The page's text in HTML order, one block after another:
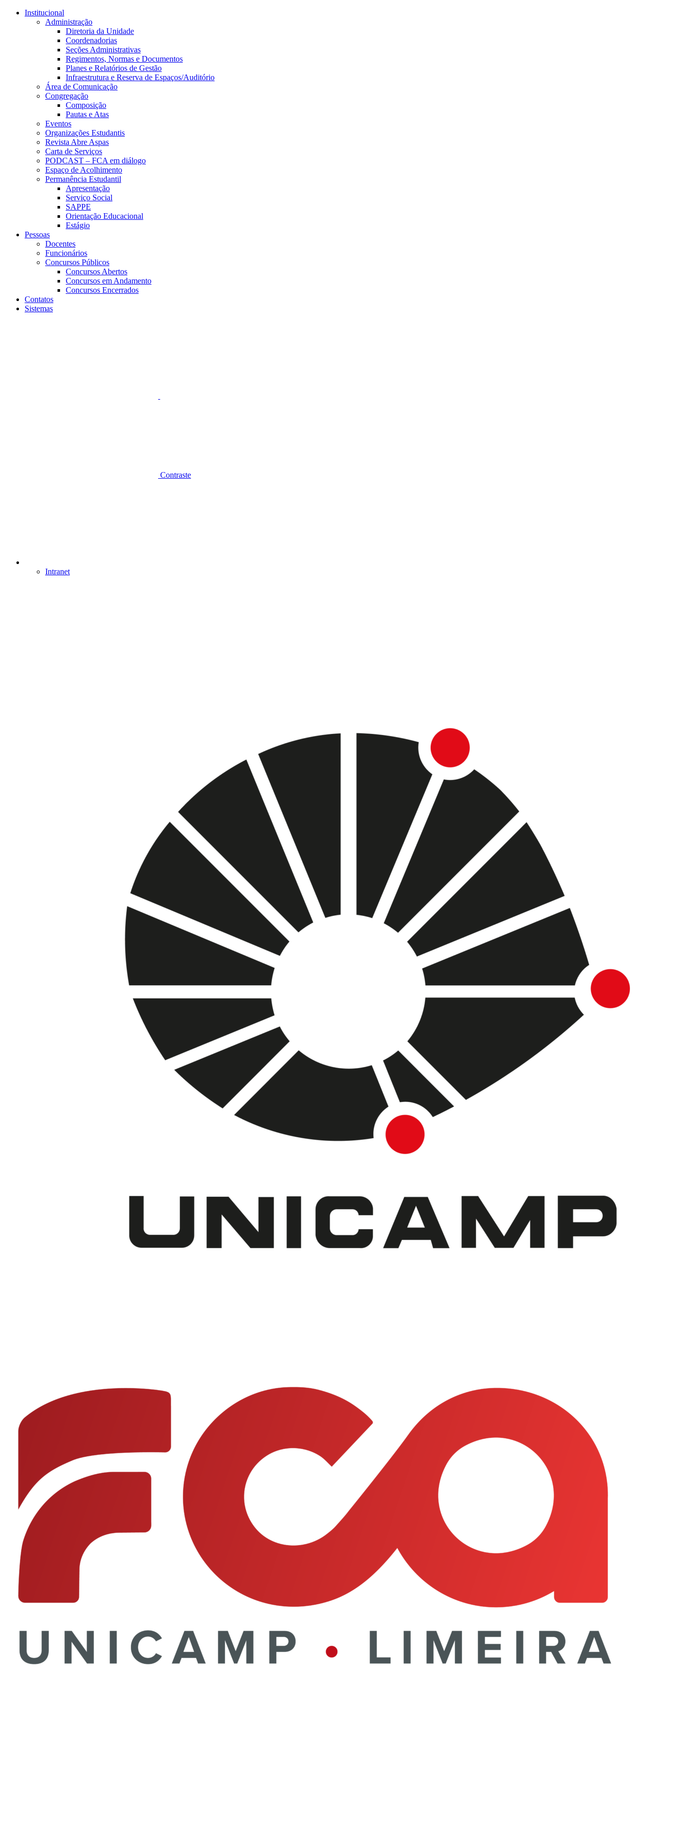
Conteúdo principal
Institucional
Administração
Diretoria da Unidade
Coordenadorias
Seções Administrativas
Regimentos, Normas e Documentos
Planes e Relatórios de Gestão
Infraestrutura e Reserva de Espaços/Auditório
Área de Comunicação
Congregação
Composição
Pautas e Atas
Eventos
Organizações Estudantis
Revista Abre Aspas
Carta de Serviços
PODCAST – FCA em diálogo
Espaço de Acolhimento
Permanência Estudantil
Apresentação
Serviço Social
SAPPE
Orientação Educacional
Estágio
Pessoas
Docentes
Funcionários
Concursos Públicos
Concursos Abertos
Concursos em Andamento
Concursos Encerrados
Contatos
Sistemas
Contraste
Intranet